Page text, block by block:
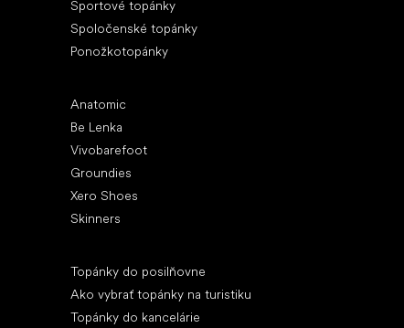
Športové topánky
Spoločenské topánky
Ponožkotopánky
Anatomic
Be Lenka
Vivobarefoot
Groundies
Xero Shoes
Skinners
Topánky do posilňovne
Ako vybrať topánky na turistiku
Topánky do kancelárie